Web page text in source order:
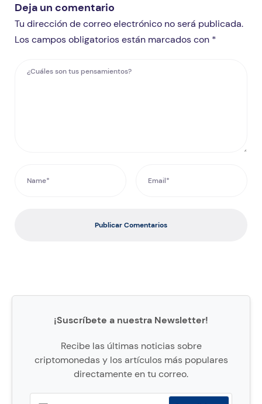
Deja un comentario
Tu dirección de correo electrónico no será publicada.
Los campos obligatorios están marcados con *
Publicar Comentarios
¡Suscríbete a nuestra Newsletter!
Recibe las últimas noticias sobre
criptomonedas y los artículos más populares
directamente en tu correo.